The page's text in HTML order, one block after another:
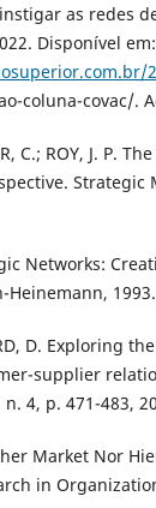
instigar as redes
Disponível em:
coluna-covac/.
C.; ROY, J. P.
Strategic
Networks:
1993.
D. Exploring
supplier
4, p. 471-483,
Market Nor
in